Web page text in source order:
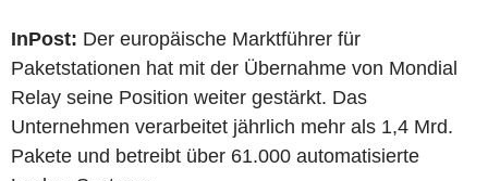
InPost: Der europäische Marktführer für
Paketstationen hat mit der Übernahme von Mondial
Relay seine Position weiter gestärkt. Das
Unternehmen verarbeitet jährlich mehr als 1,4 Mrd.
Pakete und betreibt über 61.000 automatisierte